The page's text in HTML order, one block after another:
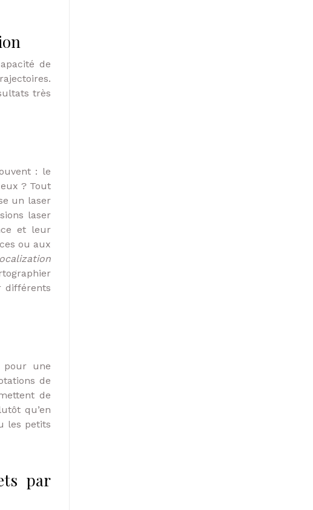
de
très
: le
? Tout
un laser
laser
et leur
ou aux
différents
une
de
de
qu’en
les petits
par